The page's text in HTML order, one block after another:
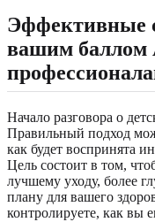
Эффективные
вашим баллом
Начало разговора о
Правильный подход
как будет воспринята
Цель состоит в том,
лучшему уходу, более
плану для вашего
контролируете, как вы